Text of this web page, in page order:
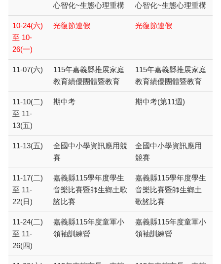
心智化~生態心理重構
心智化~生態心理重構
10-24(六)
至 10-
26(一)
光復節連假 光復節連假
11-07(六)
115年嘉義縣推展家庭
教育績優團體暨教育
115年嘉義縣推展家庭
教育績優團體暨教育
11-10(二)
至 11-
13(五)
期中考 期中考(第11週)
11-13(五)
全國中小學資訊應用競
賽
全國中小學資訊應用
競賽
11-17(二)
至 11-
22(日)
嘉義縣115學年度學生
音樂比賽暨師生鄉土歌
謠比賽
嘉義縣115學年度學生
音樂比賽暨師生鄉土
歌謠比賽
11-24(二)
至 11-
26(四)
嘉義縣115年度童軍小
領袖訓練營
嘉義縣115年度童軍小
領袖訓練營